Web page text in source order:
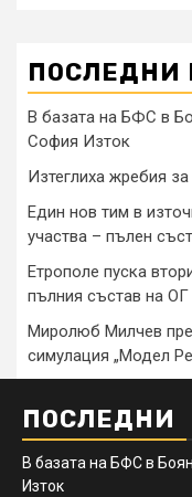
ПОСЛЕДНИ
В базата на БФС в
София Изток
Изтеглиха жребия
Един нов тим в
участва – пълен
Етрополе пуска
пълния състав на
Миролюб Милчев
симулация „Модел
ПОСЛЕДНИ
В базата на БФС в
Изток